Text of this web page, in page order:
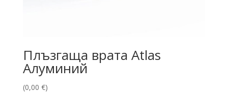
Плъзгаща врата Atlas
Алуминий
(0,00 €)